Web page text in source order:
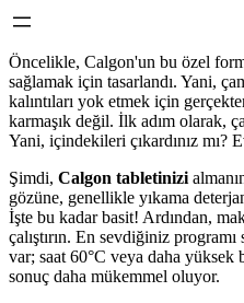
Öncelikle, Calgon'un bu özel
sağlamak için tasarlandı. Yani,
kalıntıları yok etmek için
karmaşık değil. İlk adım olarak,
Yani, içindekileri çıkardınız mı?
Şimdi, Calgon tabletinizi
gözüne, genellikle yıkama
İşte bu kadar basit! Ardından,
çalıştırın. En sevdiğiniz
var; saat 60°C veya daha yüksek
sonuç daha mükemmel oluyor.